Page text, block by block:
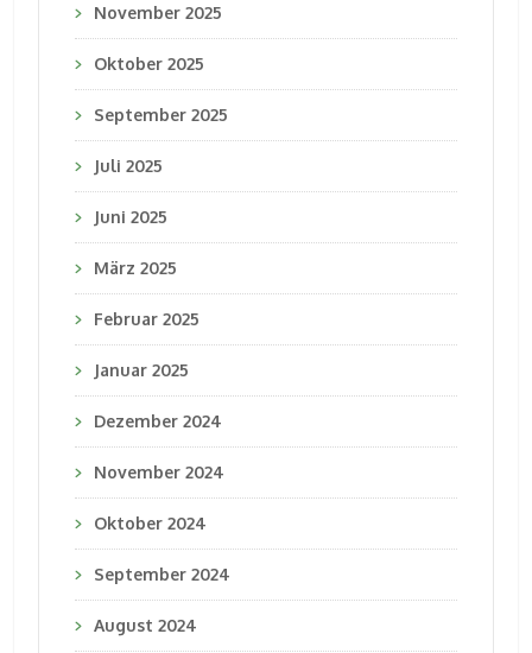
November 2025
Oktober 2025
September 2025
Juli 2025
Juni 2025
März 2025
Februar 2025
Januar 2025
Dezember 2024
November 2024
Oktober 2024
September 2024
August 2024